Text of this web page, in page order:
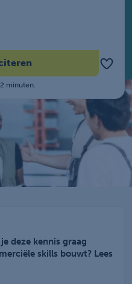
minuten.
deze kennis graag
skills bouwt? Lees